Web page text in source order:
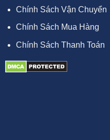
Chính Sách Vận Chuyển
Chính Sách Mua Hàng
Chính Sách Thanh Toán